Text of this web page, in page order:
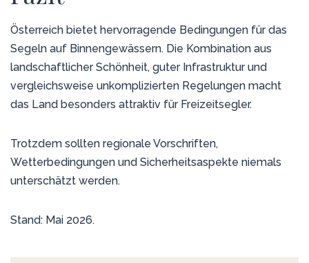
Österreich bietet hervorragende Bedingungen für das
Segeln auf Binnengewässern. Die Kombination aus
landschaftlicher Schönheit, guter Infrastruktur und
vergleichsweise unkomplizierten Regelungen macht
das Land besonders attraktiv für Freizeitsegler.
Trotzdem sollten regionale Vorschriften,
Wetterbedingungen und Sicherheitsaspekte niemals
unterschätzt werden.
Stand: Mai 2026.